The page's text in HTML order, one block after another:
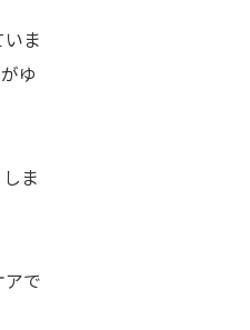
ま
ゆ
ま
で